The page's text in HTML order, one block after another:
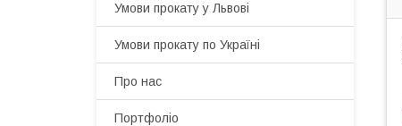
Умови прокату у Львові
Умови прокату по Україні
Про нас
Портфоліо